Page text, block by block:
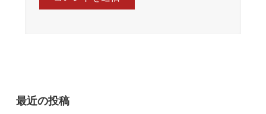
最近の投稿